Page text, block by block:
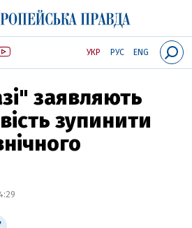
УКР РУС ENG
заявляють
зупинити